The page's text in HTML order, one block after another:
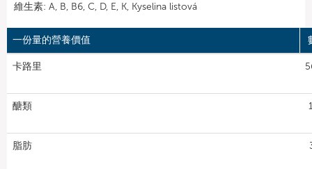
維生素: A, B, B6, C, D, E, K, Kyselina listová
一份量的營養價值
卡路里
醣類
脂肪